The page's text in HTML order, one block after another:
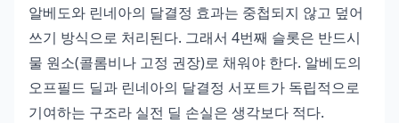
알베도와 린네아의 달결정 효과는 중첩되지 않고 덮어
쓰기 방식으로 처리된다. 그래서 4번째 슬롯은 반드시
물 원소(콜롬비나 고정 권장)로 채워야 한다. 알베도의
오프필드 딜과 린네아의 달결정 서포트가 독립적으로
기여하는 구조라 실전 딜 손실은 생각보다 적다.